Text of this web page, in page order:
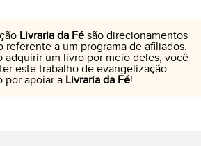
Livraria da Fésão direcionamentos
referente a um programa de afiliados.
adquirir um livro por meio deles, você
este trabalho de evangelização.
por apoiar a Livraria da Fé!